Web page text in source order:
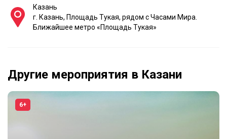
Казань
г. Казань, Площадь Тукая, рядом с Часами Мира.
Ближайшее метро «Площадь Тукая»
Другие мероприятия в Казани
6+